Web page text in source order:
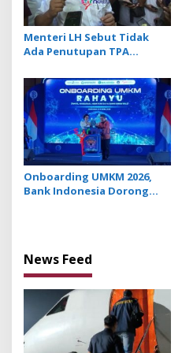
Menteri LH Sebut Tidak
Ada Penutupan TPA
Dumping yang Disetop
Onboarding UMKM 2026,
Bank Indonesia Dorong
News Feed